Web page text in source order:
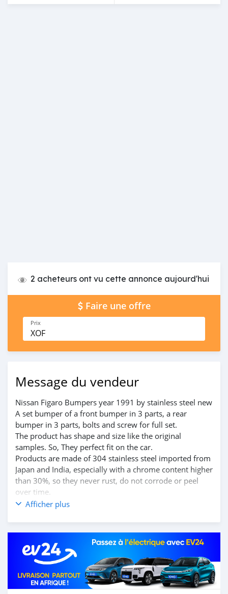
2 acheteurs ont vu cette annonce aujourd'hui
Faire une offre
Prix
XOF
Message du vendeur
Nissan Figaro Bumpers year 1991 by stainless steel new
A set bumper of a front bumper in 3 parts, a rear
bumper in 3 parts, bolts and screw for full set.
The product has shape and size like the original
samples. So, They perfect fit on the car.
Products are made of 304 stainless steel imported from
Japan and India, especially with a chrome content higher
than 30%, so they never rust, do not corrode or peel
over time.
Polished product – with a perfect shine (like chrome).
Please visit the link:
classiccarpartsvn.com/product/nissan-figaro-bumpers-
year-1991/
If you need all parts for any classic car, Please contact
me.
Web: classiccarpartsvn.com
Afficher plus